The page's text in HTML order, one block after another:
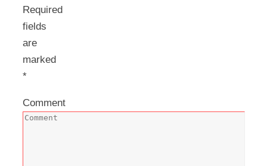
Required
fields
are
marked
*
Comment